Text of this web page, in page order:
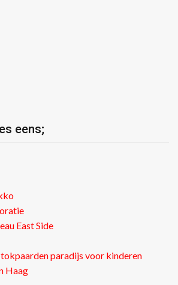
eens;
East Side
paradijs voor kinderen
Haag